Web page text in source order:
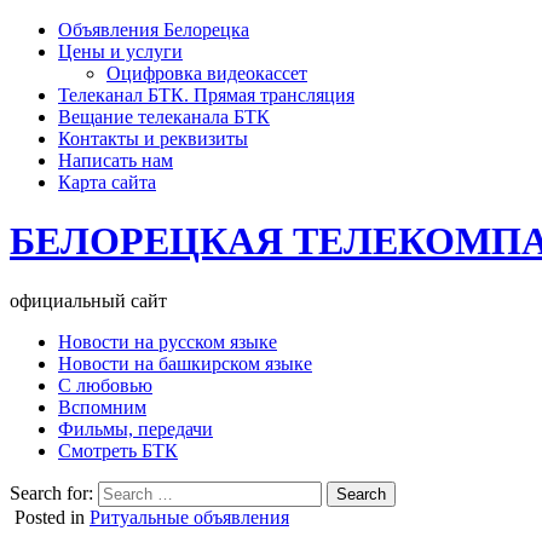
Объявления Белорецка
Цены и услуги
Оцифровка видеокассет
Телеканал БТК. Прямая трансляция
Вещание телеканала БТК
Контакты и реквизиты
Написать нам
Карта сайта
БЕЛОРЕЦКАЯ
официальный сайт
Новости на русском языке
Новости на башкирском языке
С любовью
Вспомним
Фильмы, передачи
Смотреть БТК
Search for:
Posted in Ритуальные объявления